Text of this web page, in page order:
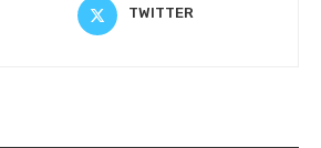
TWITTER